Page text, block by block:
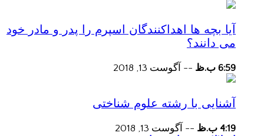
آیا بچه ها اهداکنندگان اسپرم را پدر و مادر خود
می دانند؟
6:59 ب.ظ -- آگوست 13, 2018
آشنایی با رشته علوم شناختی
4:19 ب.ظ -- آگوست 13, 2018